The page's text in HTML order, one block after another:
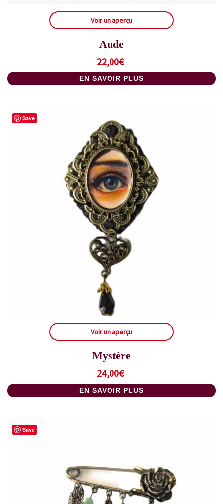
Voir un aperçu
Aude
22,00€
EN SAVOIR PLUS
Save
Voir un aperçu
Mystère
24,00€
EN SAVOIR PLUS
Save